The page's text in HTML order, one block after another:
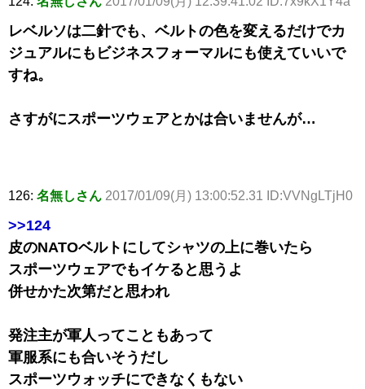
レベルソは二針でも、ベルトの色を変えるだけでカ
ジュアルにもビジネスフォーマルにも使えていいで
すね。
さすがにスポーツウェアとかは合いませんが…
126: 名無しさん 2017/01/09(月) 13:00:52.31 ID:VVNgLTjH0
>>124
皮のNATOベルトにしてシャツの上に巻いたら
スポーツウェアでもイケると思うよ
併せかた次第だと思われ
発注主が軍人ってこともあって
軍服系にも合いそうだし
スポーツウォッチにできなくもない